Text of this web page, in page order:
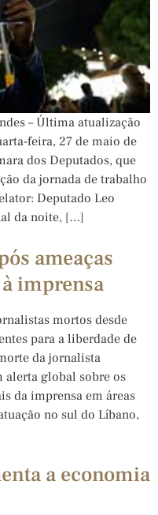
– Última atualização
feira, 27 de maio de
dos Deputados, que
da jornada de trabalho
Deputado Leo
da noite, […]
ameaças
imprensa
mortos desde
para a liberdade de
da jornalista
alerta global sobre os
da imprensa em áreas
no sul do Líbano,
a economia